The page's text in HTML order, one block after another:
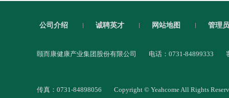
公司介绍 诚聘英才 网站地图 管理
颐而康健康产业集团股份有限公司 电话：0731-84899333
传真：0731-84898056 Copyright © Yeahcome All Rights